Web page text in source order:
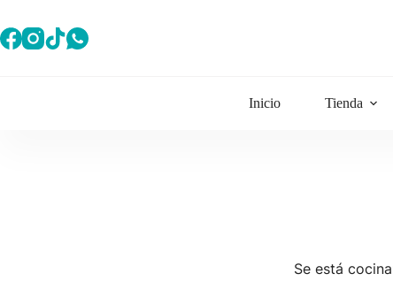
contenido
Inicio
Tienda
Se está